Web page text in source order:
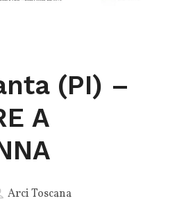
(PI) –
A
Arci Toscana